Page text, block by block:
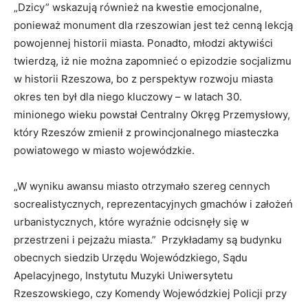
„Dzicy” wskazują również na kwestie emocjonalne,
ponieważ monument dla rzeszowian jest też cenną lekcją
powojennej historii miasta. Ponadto, młodzi aktywiści
twierdzą, iż nie można zapomnieć o epizodzie socjalizmu
w historii Rzeszowa, bo z perspektyw rozwoju miasta
okres ten był dla niego kluczowy – w latach 30.
minionego wieku powstał Centralny Okręg Przemysłowy,
który Rzeszów zmienił z prowincjonalnego miasteczka
powiatowego w miasto wojewódzkie.
„W wyniku awansu miasto otrzymało szereg cennych
socrealistycznych, reprezentacyjnych gmachów i założeń
urbanistycznych, które wyraźnie odcisnęły się w
przestrzeni i pejzażu miasta.” Przykładamy są budynku
obecnych siedzib Urzędu Wojewódzkiego, Sądu
Apelacyjnego, Instytutu Muzyki Uniwersytetu
Rzeszowskiego, czy Komendy Wojewódzkiej Policji przy